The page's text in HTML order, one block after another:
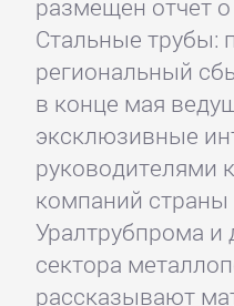
размещен отчет
Стальные трубы:
региональный
в конце мая
эксклюзивные
руководителями
компаний
Уралтрубпрома и
сектора
рассказывают